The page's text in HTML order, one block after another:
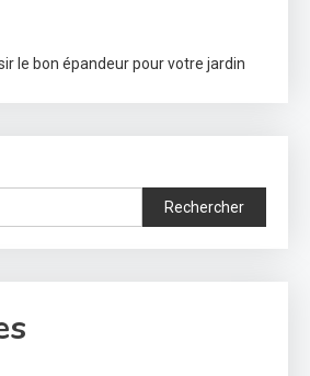
le bon épandeur pour votre jardin
Rechercher